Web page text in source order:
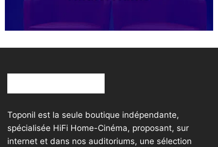
Toponil est la seule boutique indépendante,
spécialisée HiFi Home-Cinéma, proposant, sur
internet et dans nos auditoriums, une sélection